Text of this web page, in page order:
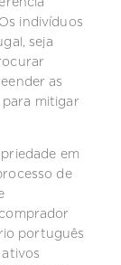
indivíduos
seja
as
para mitigar
em
de
português